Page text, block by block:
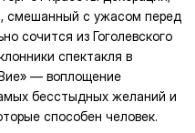
смешанный с ужасом перед
сочится из Гоголевского
спектакля в
— воплощение
бесстыдных желаний и
способен человек.